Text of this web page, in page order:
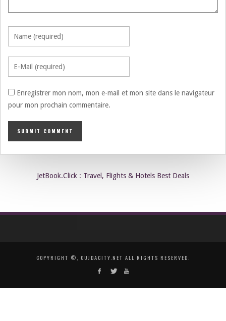
Enregistrer mon nom, mon e-mail et mon site dans le navigateur
pour mon prochain commentaire.
JetBook.Click : Travel, Flights & Hotels Best Deals
COPYRIGHT ©, OUJDACITY.NET ALL RIGHTS RESERVED.